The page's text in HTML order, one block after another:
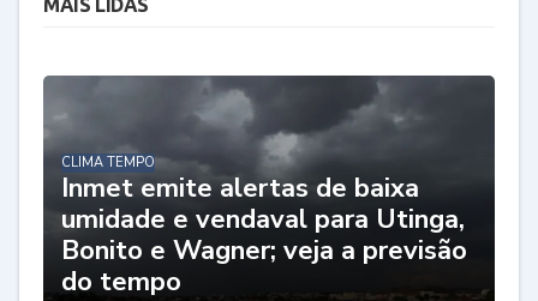
CLIMA TEMPO
Inmet emite alertas de baixa
umidade e vendaval para Utinga,
Bonito e Wagner; veja a previsão
do tempo